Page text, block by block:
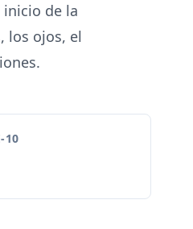
inicio de la
los ojos, el
10